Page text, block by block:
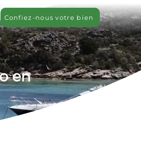
Confiez-nous votre bien
en